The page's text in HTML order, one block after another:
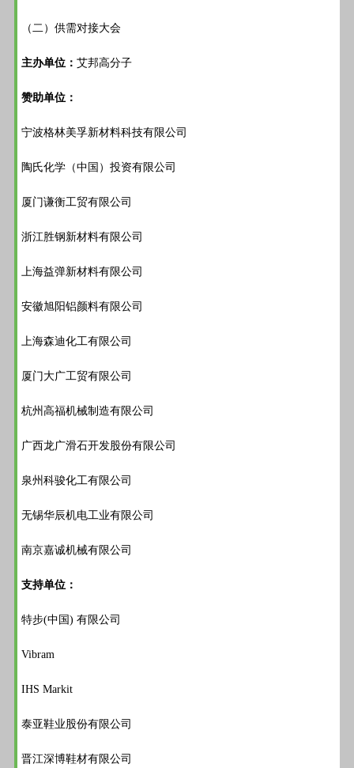
（二）供需对接大会
主办单位： 艾邦高分子
赞助单位：
宁波格林美孚新材料科技有限公司
陶氏化学（中国）投资有限公司
厦门谦衡工贸有限公司
浙江胜钢新材料有限公司
上海益弹新材料有限公司
安徽旭阳铝颜料有限公司
上海森迪化工有限公司
厦门大广工贸有限公司
杭州高福机械制造有限公司
广西龙广滑石开发股份有限公司
泉州科骏化工有限公司
无锡华辰机电工业有限公司
南京嘉诚机械有限公司
支持单位：
特步(中国) 有限公司
Vibram
IHS Markit
泰亚鞋业股份有限公司
晋江深博鞋材有限公司